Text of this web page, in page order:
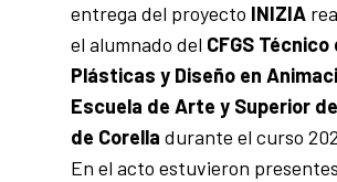
entrega del proyecto INIZIA
el alumnado del CFGS
Plásticas y Diseño en
Escuela de Arte y Superior
de Corella durante el curso
En el acto estuvieron